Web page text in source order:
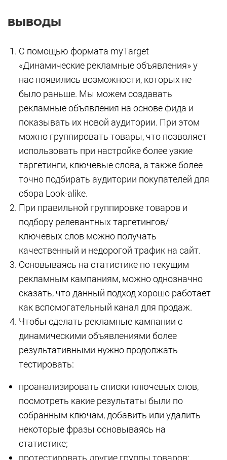
ВЫВОДЫ
С помощью формата myTarget
«Динамические рекламные объявления» у
нас появились возможности, которых не
было раньше. Мы можем создавать
рекламные объявления на основе фида и
показывать их новой аудитории. При этом
можно группировать товары, что позволяет
использовать при настройке более узкие
таргетинги, ключевые слова, а также более
точно подбирать аудитории покупателей для
сбора Look-alike.
При правильной группировке товаров и
подбору релевантных таргетингов/
ключевых слов можно получать
качественный и недорогой трафик на сайт.
Основываясь на статистике по текущим
рекламным кампаниям, можно однозначно
сказать, что данный подход хорошо работает
как вспомогательный канал для продаж.
Чтобы сделать рекламные кампании с
динамическими объявлениями более
результативными нужно продолжать
тестировать:
проанализировать списки ключевых слов,
посмотреть какие результаты были по
собранным ключам, добавить или удалить
некоторые фразы основываясь на
статистике;
протестировать другие группы товаров;